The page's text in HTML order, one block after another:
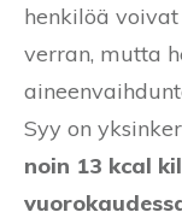
henkilöä
verran, mutta
Syy on
noin 13 kcal